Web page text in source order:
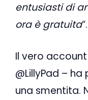
entusiasti di
ora è gratuita“.
Il vero account
@LillyPad –
una smentita.